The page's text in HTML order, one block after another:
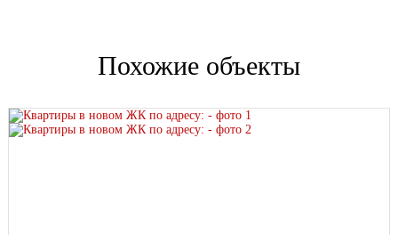
Похожие объекты